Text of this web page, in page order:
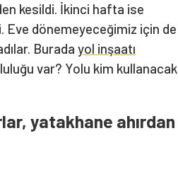
kesildi. İkinci hafta ise
Eve dönemeyeceğimiz için de
Burada yol inşaatı
var? Yolu kim kullanacak
yatakhane ahırdan